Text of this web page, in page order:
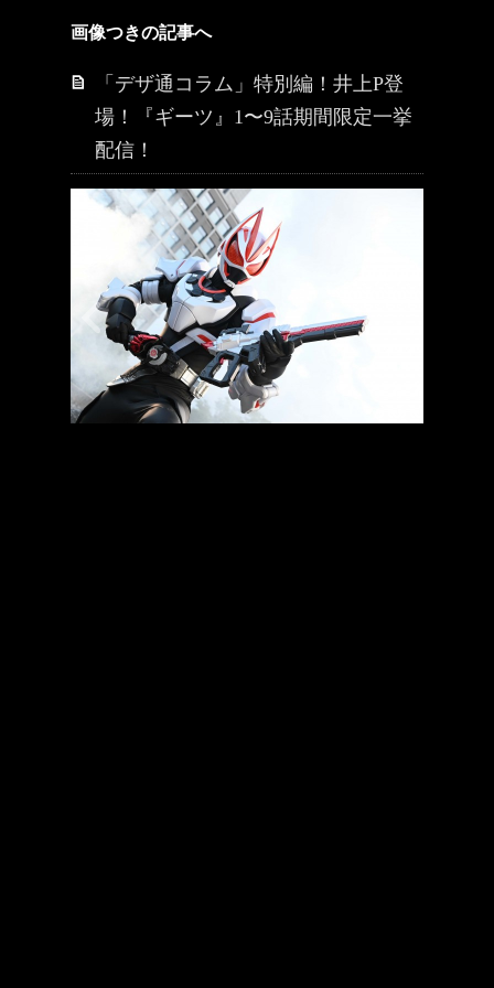
画像つきの記事へ
「デザ通コラム」特別編！井上P登
場！『ギーツ』1〜9話期間限定一挙
配信！